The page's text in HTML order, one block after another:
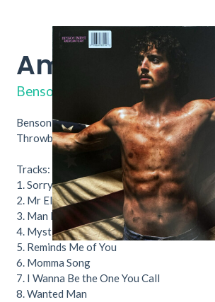
American
Benson Boone
Benson Boone - American Heart. Nu
Throwback vintage Hifi & Vinyl.
Tracks:
1. Sorry I M Here For Someone Else
2. Mr Electric Blue
3. Man In Me
4. Mystical Magical
5. Reminds Me of You
6. Momma Song
7. I Wanna Be the One You Call
8. Wanted Man